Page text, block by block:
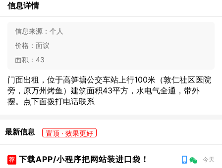
信息详情
信息来源： 个人
价格： 面议
面积： 43
门面出租，位于高笋塘公交车站上行100米（敦仁社区医院
旁，原万州烤鱼）建筑面积43平方，水电气全通，带外
摆。点下面拨打电话联系
最新信息 置顶 · 效果更好
荐 下载APP/小程序把网站装进口袋！ 今天